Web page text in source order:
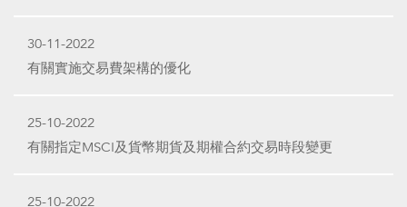
30-11-2022
有關實施交易費架構的優化
25-10-2022
有關指定MSCI及貨幣期貨及期權合約交易時段變更
25-10-2022